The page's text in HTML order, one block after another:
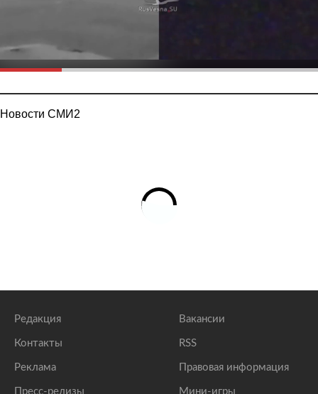
Новости СМИ2
Редакция
Контакты
Реклама
Пресс-релизы
Вакансии
RSS
Правовая информация
Мини-игры